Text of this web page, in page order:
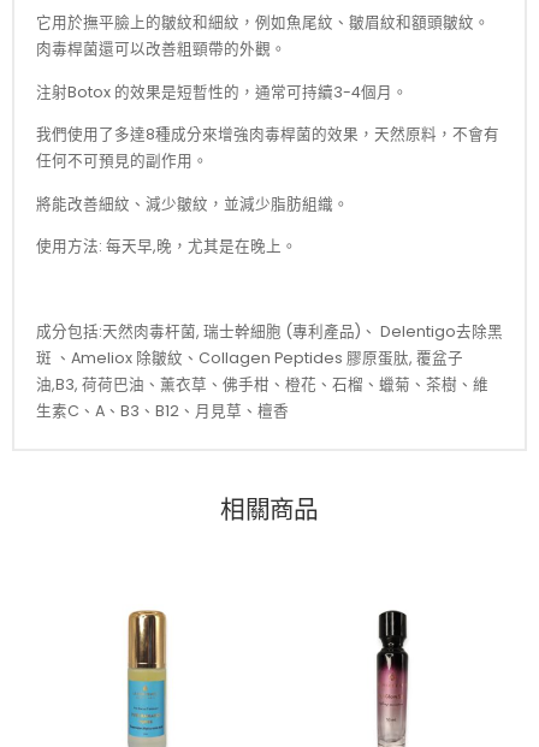
它用於撫平臉上的皺紋和細紋，例如魚尾紋、皺眉紋和額頭皺紋。
肉毒桿菌還可以改善粗頸帶的外觀。
注射Botox 的效果是短暫性的，通常可持續3-4個月。
我們使用了多達8種成分來增強肉毒桿菌的效果，天然原料，不會有
任何不可預見的副作用。
將能改善細紋、減少皺紋，並減少脂肪組織。
使用方法: 每天早,晚，尤其是在晚上。
成分包括:天然肉毒杆菌, 瑞士幹細胞 (專利產品)、 Delentigo去除黑
斑 、Ameliox 除皺紋、Collagen Peptides 膠原蛋肽, 覆盆子
油,B3, 荷荷巴油、薰衣草、佛手柑、橙花、石榴、蠟菊、茶樹、維
生素C、A、B3、B12、月見草、檀香
相關商品